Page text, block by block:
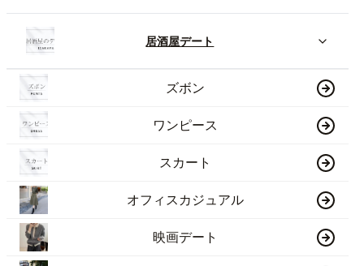
居酒屋デート
ズボン
ワンピース
スカート
オフィスカジュアル
映画デート